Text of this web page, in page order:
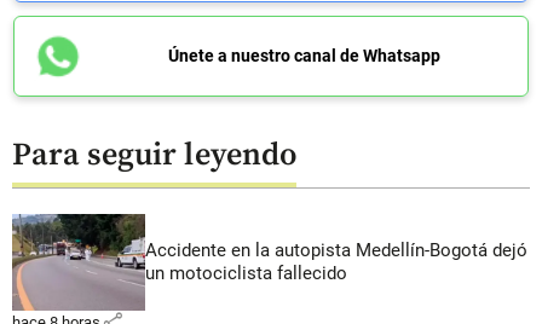
Únete a nuestro canal de Whatsapp
Para seguir leyendo
Accidente en la autopista Medellín-Bogotá dejó
un motociclista fallecido